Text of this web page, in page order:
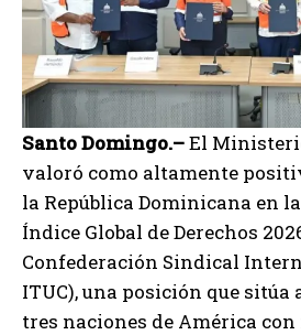
Santo Domingo.–El
valoró como altamente
la República Dominicana en
Índice Global de Derechos
Confederación Sindical
ITUC), una posición que sitúa
tres naciones de América